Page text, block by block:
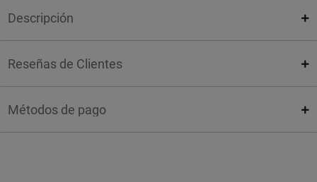
Descripción
Reseñas de Clientes
Métodos de pago